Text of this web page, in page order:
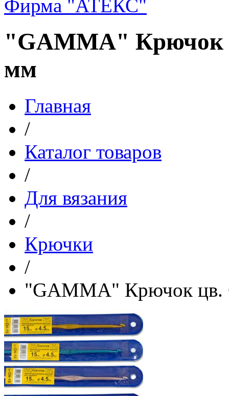
Фирма "АТЕКС"
"GAMMA" Крючок
мм
Главная
/
Каталог товаров
/
Для вязания
/
Крючки
/
"GAMMA" Крючок цв.